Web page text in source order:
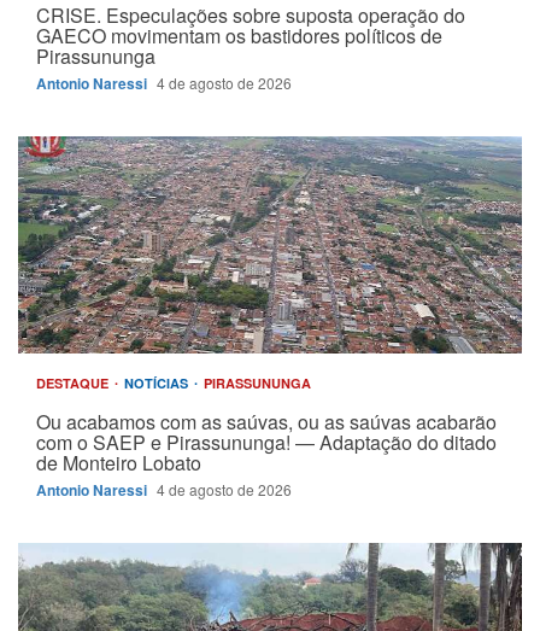
CRISE. Especulações sobre suposta operação do
GAECO movimentam os bastidores políticos de
Pirassununga
Antonio Naressi 4 de agosto de 2026
DESTAQUE NOTÍCIAS PIRASSUNUNGA
Ou acabamos com as saúvas, ou as saúvas acabarão
com o SAEP e Pirassununga! — Adaptação do ditado
de Monteiro Lobato
Antonio Naressi 4 de agosto de 2026